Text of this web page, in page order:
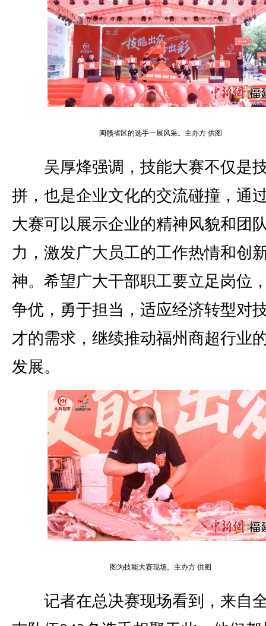
闽赣省区的选手一展风采。主办方 供图
吴厚烽强调，技能大赛不仅是
拼，也是企业文化的交流碰撞，通
大赛可以展示企业的精神风貌和团
力，激发广大员工的工作热情和创
神。希望广大干部职工要立足岗位
争优，勇于担当，适应经济转型对
才的需求，继续推动福州商超行业
发展。
图为技能大赛现场。主办方 供图
记者在总决赛现场看到，来自